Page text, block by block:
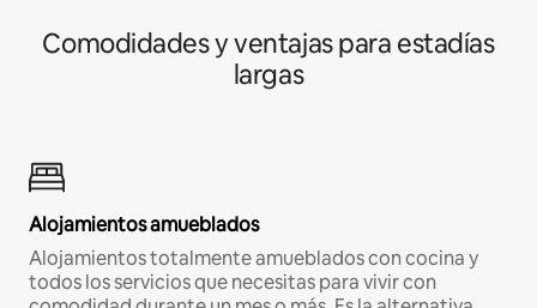
Comodidades y ventajas para estadías
largas
Alojamientos amueblados
Alojamientos totalmente amueblados con cocina y
todos los servicios que necesitas para vivir con